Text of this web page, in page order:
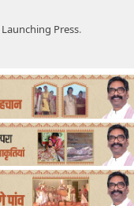
Launching Press.